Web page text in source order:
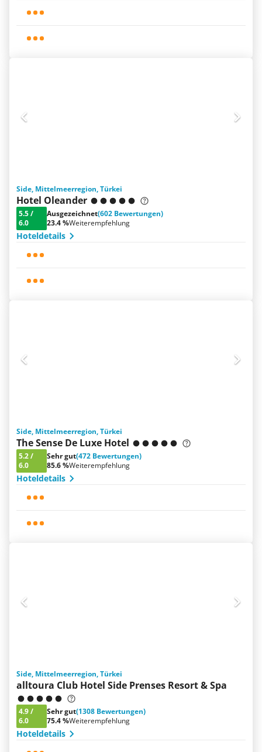
Side, Mittelmeerregion, Türkei
Hotel Oleander
5.5/
6.0
Ausgezeichnet(602 Bewertungen)
23.4 %Weiterempfehlung
Hoteldetails
Side, Mittelmeerregion, Türkei
The Sense De Luxe Hotel
5.2/
6.0
Sehr gut(472 Bewertungen)
85.6 %Weiterempfehlung
Hoteldetails
Side, Mittelmeerregion, Türkei
alltoura Club Hotel Side Prenses Resort & Spa
4.9/
6.0
Sehr gut(1308 Bewertungen)
75.4 %Weiterempfehlung
Hoteldetails